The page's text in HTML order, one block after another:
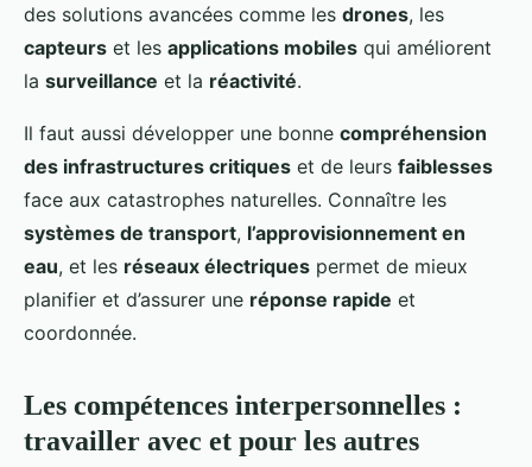
des solutions avancées comme les drones, les
capteurs et les applications mobiles qui améliorent
la surveillance et la réactivité.
Il faut aussi développer une bonne compréhension
des infrastructures critiques et de leurs faiblesses
face aux catastrophes naturelles. Connaître les
systèmes de transport, l’approvisionnement en
eau, et les réseaux électriques permet de mieux
planifier et d’assurer une réponse rapide et
coordonnée.
Les compétences interpersonnelles :
travailler avec et pour les autres